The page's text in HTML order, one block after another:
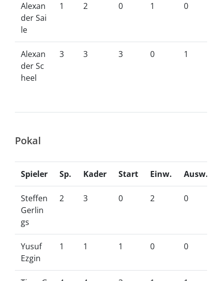
Alexan
der Sai
le
1 2 0 1 0
Alexan
der Sc
heel
3 3 3 0 1
Pokal
Spieler Sp. Kader Start Einw. Ausw.
Steffen
Gerlin
gs
2 3 0 2 0
Yusuf
Ezgin
1 1 1 0 0